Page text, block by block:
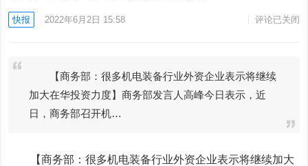
快报 2022年6月2日 15:58 评论已关闭
【商务部：很多机电装备行业外资企业表示将继续
加大在华投资力度】商务部发言人高峰今日表示，近
日，商务部召开机…
【商务部：很多机电装备行业外资企业表示将继续加大